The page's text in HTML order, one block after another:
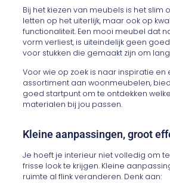
Bij het kiezen van meubels is het slim
letten op het uiterlijk, maar ook op
functionaliteit. Een mooi meubel dat
vorm verliest, is uiteindelijk geen
voor stukken die gemaakt zijn om
Voor wie op zoek is naar inspiratie en
assortiment aan woonmeubelen,
goed startpunt om te ontdekken
materialen bij jou passen.
Kleine aanpassingen, groot
Je hoeft je interieur niet volledig om
frisse look te krijgen. Kleine
ruimte al flink veranderen. Denk aan: